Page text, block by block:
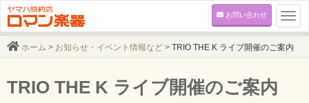
お問い合わせ
ホーム > お知らせ・イベント情報など > TRIO THE K ライブ開催のご案内
TRIO THE K ライブ開催のご案内